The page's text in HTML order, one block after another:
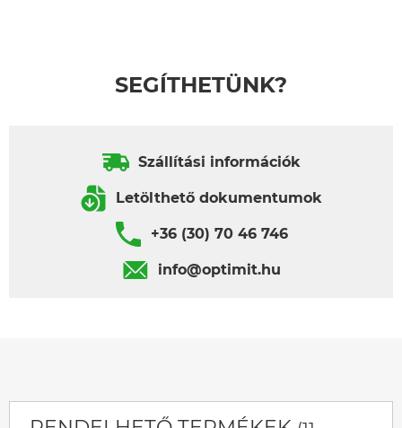
SEGÍTHETÜNK?
Szállítási információk
Letölthető dokumentumok
+36 (30) 70 46 746
info@optimit.hu